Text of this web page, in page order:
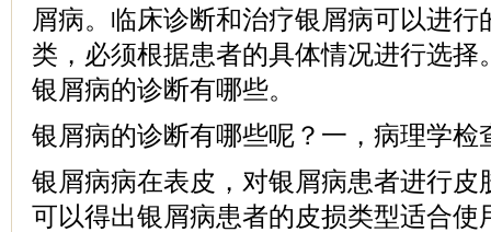
屑病。临床诊断和治疗银屑病可以进行
类，必须根据患者的具体情况进行选择
银屑病的诊断有哪些。
银屑病的诊断有哪些呢？一，病理学检
银屑病病在表皮，对银屑病患者进行皮
可以得出银屑病患者的皮损类型适合使